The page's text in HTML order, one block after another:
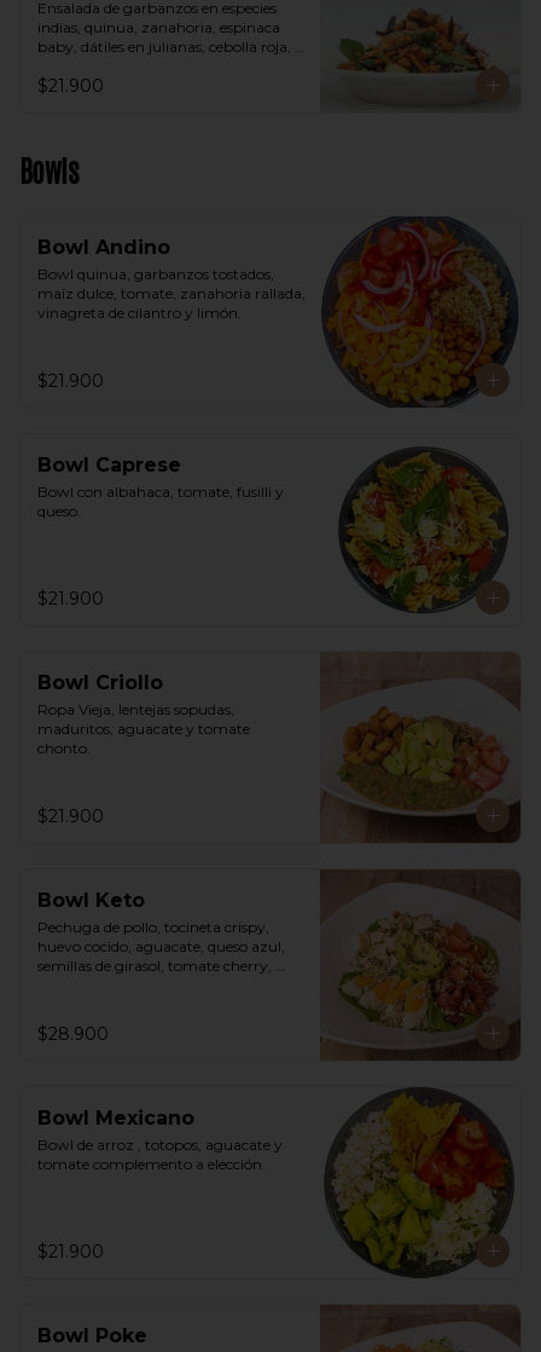
Ensalada de garbanzos en especies
indias, quinua, zanahoria, espinaca
baby, dátiles en julianas, cebolla roja,
$21.900
Bowls
Bowl Andino
Bowl quinua, garbanzos tostados,
maíz dulce, tomate, zanahoria rallada,
vinagreta de cilantro y limón.
$21.900
Bowl Caprese
Bowl con albahaca, tomate, fusilli y
queso.
$21.900
Bowl Criollo
Ropa Vieja, lentejas sopudas,
maduritos, aguacate y tomate
chonto.
$21.900
Bowl Keto
Pechuga de pollo, tocineta crispy,
huevo cocido, aguacate, queso azul,
semillas de girasol, tomate cherry,
$28.900
Bowl Mexicano
Bowl de arroz , totopos, aguacate y
tomate complemento a elección.
$21.900
Bowl Poke